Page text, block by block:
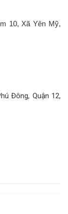
10, Xã Yên Mỹ,
Đông, Quận 12,